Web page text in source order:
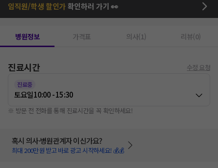
임직원/학생 할인가확인하러 가기 👀
병원정보 가격표 의사(1) 리뷰(0)
진료시간 수정 요청
진료중
토요일10:00 - 15:30
※ 방문 전 전화를 통해 진료시간을 꼭 확인하세요!
혹시 의사·병원관계자 이신가요?
최대 200만원 받고 바로 광고 시작하세요! 💰💰